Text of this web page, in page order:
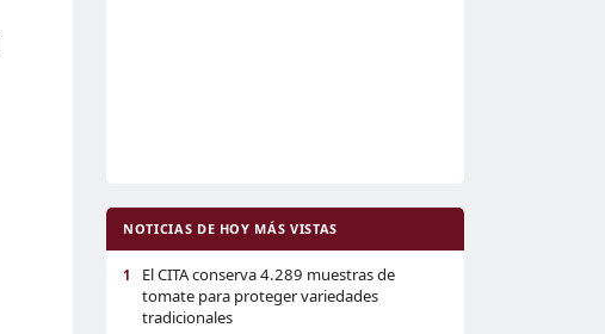
NOTICIAS DE HOY MÁS VISTAS
1
El CITA conserva 4.289 muestras de
tomate para proteger variedades
tradicionales